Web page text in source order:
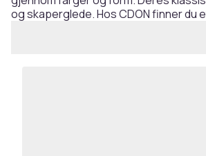
og skaperglede. Hos CDON finner